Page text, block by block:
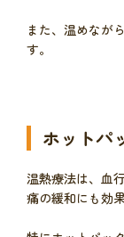
また、温めなが
す。
ホットパ
温熱療法は、血
痛の緩和にも効